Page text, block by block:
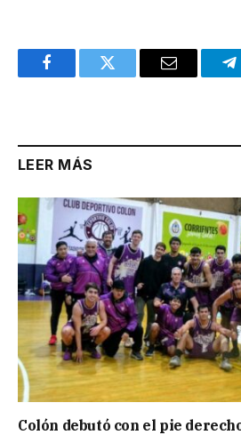
FacebookTwitter Email
LEER MÁS
Colón debutó con el pie